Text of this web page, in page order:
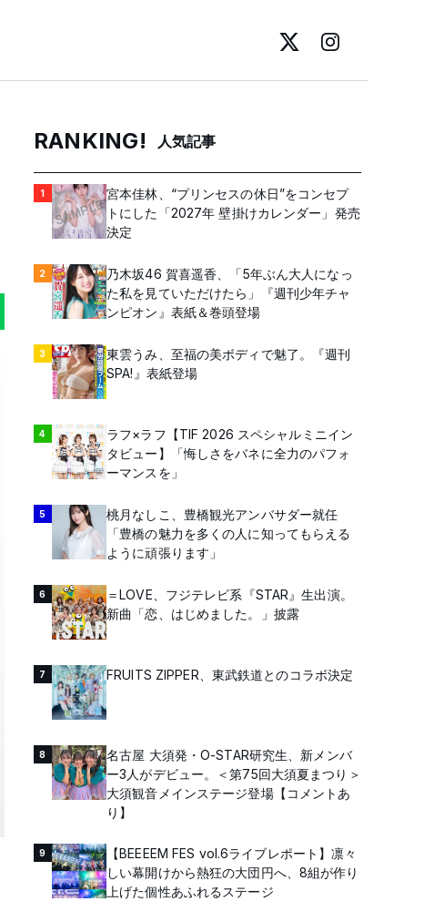
RANKING! 人気記事
1
宮本佳林、“プリンセスの休日”をコンセプ
トにした「2027年 壁掛けカレンダー」発売
決定
2
乃木坂46 賀喜遥香、「5年ぶん大人になっ
た私を見ていただけたら」『週刊少年チャ
ンピオン』表紙＆巻頭登場
3
東雲うみ、至福の美ボディで魅了。『週刊
SPA!』表紙登場
4
ラフ×ラフ【TIF 2026 スペシャルミニイン
タビュー】「悔しさをバネに全力のパフォ
ーマンスを」
5
桃月なしこ、豊橋観光アンバサダー就任
「豊橋の魅力を多くの人に知ってもらえる
ように頑張ります」
6
＝LOVE、フジテレビ系『STAR』生出演。
新曲「恋、はじめました。」披露
7 FRUITS ZIPPER、東武鉄道とのコラボ決定
8
名古屋 大須発・O-STAR研究生、新メンバ
ー3人がデビュー。＜第75回大須夏まつり＞
大須観音メインステージ登場【コメントあ
り】
9
【BEEEEM FES vol.6ライブレポート】凛々
しい幕開けから熱狂の大団円へ、8組が作り
上げた個性あふれるステージ